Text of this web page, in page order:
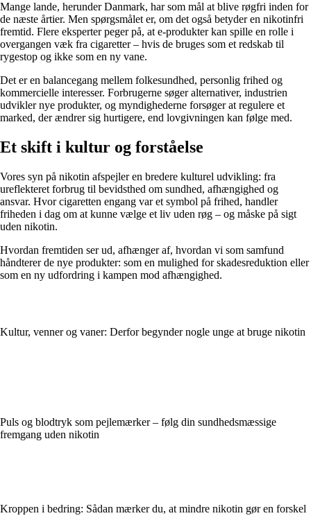
Mange lande, herunder Danmark, har som mål at blive røgfri inden for
de næste årtier. Men spørgsmålet er, om det også betyder en nikotinfri
fremtid. Flere eksperter peger på, at e-produkter kan spille en rolle i
overgangen væk fra cigaretter – hvis de bruges som et redskab til
rygestop og ikke som en ny vane.
Det er en balancegang mellem folkesundhed, personlig frihed og
kommercielle interesser. Forbrugerne søger alternativer, industrien
udvikler nye produkter, og myndighederne forsøger at regulere et
marked, der ændrer sig hurtigere, end lovgivningen kan følge med.
Et skift i kultur og forståelse
Vores syn på nikotin afspejler en bredere kulturel udvikling: fra
ureflekteret forbrug til bevidsthed om sundhed, afhængighed og
ansvar. Hvor cigaretten engang var et symbol på frihed, handler
friheden i dag om at kunne vælge et liv uden røg – og måske på sigt
uden nikotin.
Hvordan fremtiden ser ud, afhænger af, hvordan vi som samfund
håndterer de nye produkter: som en mulighed for skadesreduktion eller
som en ny udfordring i kampen mod afhængighed.
Kultur, venner og vaner: Derfor begynder nogle unge at bruge nikotin
Puls og blodtryk som pejlemærker – følg din sundhedsmæssige
fremgang uden nikotin
Kroppen i bedring: Sådan mærker du, at mindre nikotin gør en forskel